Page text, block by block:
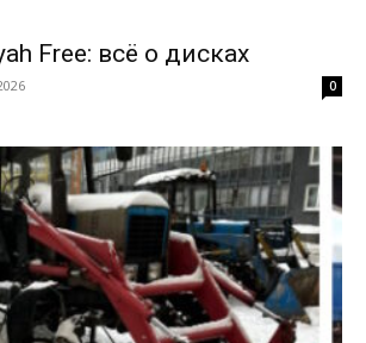
Free: всё о дисках
0